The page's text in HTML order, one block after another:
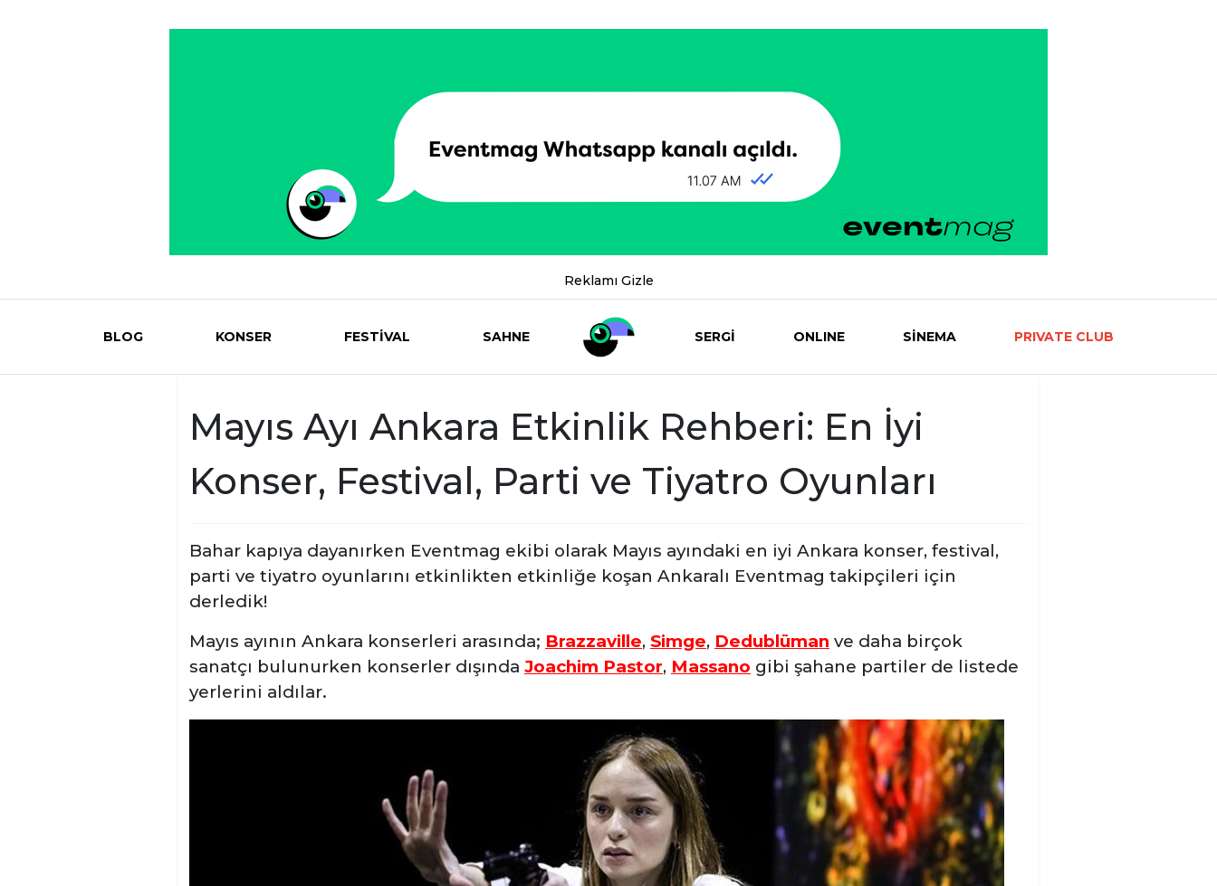
Reklamı Gizle
Eventmag
BLOG KONSER FESTİVAL SAHNE SERGİ ONLINE SİNEMA PRIVATE CLUB
Mayıs Ayı Ankara Etkinlik Rehberi: En İyi
Konser, Festival, Parti ve Tiyatro Oyunları
Bahar kapıya dayanırken Eventmag ekibi olarak Mayıs ayındaki en iyi Ankara konser, festival,
parti ve tiyatro oyunlarını etkinlikten etkinliğe koşan Ankaralı Eventmag takipçileri için
derledik!
Mayıs ayının Ankara konserleri arasında; Brazzaville, Simge, Dedublüman ve daha birçok
sanatçı bulunurken konserler dışında Joachim Pastor, Massano gibi şahane partiler de listede
yerlerini aldılar.